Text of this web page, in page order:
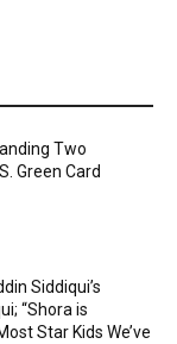
Two
Green Card
Siddiqui’s
“Shora is
Star Kids We’ve